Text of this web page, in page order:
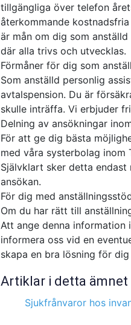
tillgängliga över telefon
återkommande
är mån om dig som
där alla trivs och utvecklas.
Förmåner för dig som
Som anställd personlig
avtalspension. Du är
skulle inträffa. Vi erbjuder
Delning av ansökningar
För att ge dig bästa
med våra systerbolag inom
Självklart sker detta
ansökan.
För dig med
Om du har rätt till
Att ange denna
informera oss vid en
skapa en bra lösning för
Artiklar i detta ämnet
Sjukfrånvaror hos